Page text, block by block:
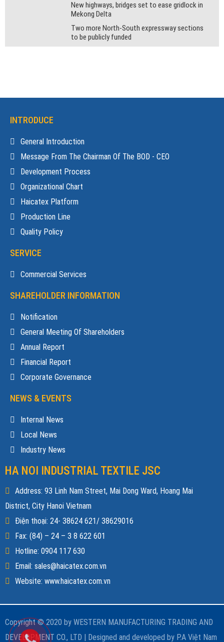
New highways, bridges set to ease gridlock in
Mekong Delta
Two more North-South expressway sections
to be publicly funded
HA NOI INDUSTRIAL TEXTILE JSC
Address: 93 Linh Nam Street, Mai Dong Ward, Hoang Mai
District, City Hanoi Vietnam
Điện thoại: 24- 38624 621/ 38629016
Fax: (84) – 24 – 3 8 622 601
Hotline: 0904 117 630
Email: sales@haicatex.com.vn
Website: www.haicatex.com.vn
INTRODUCE
General Introduction
Message From The Chairman Of The BOD - CEO
Development Process
Organizational Chart
Haicatex Platform
Production Line
Quality Policy
SERVICE
Commercial Services
SHAREHOLDER INFORMATION
Notification
General Meeting Of Shareholders
Annual Report
Financial Report
Corporate Governance
NEWS & EVENTS
Internal News
Local News
Industry News
Copyright © 2020 by WESTERN MANUFACTURING TRADING AND
DEVELOPMENT CO., LTD | Designed and developed by P.A Việt Nam